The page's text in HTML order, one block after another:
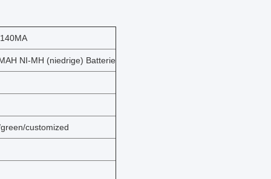
NI-MH (niedrige) Batterie
customized